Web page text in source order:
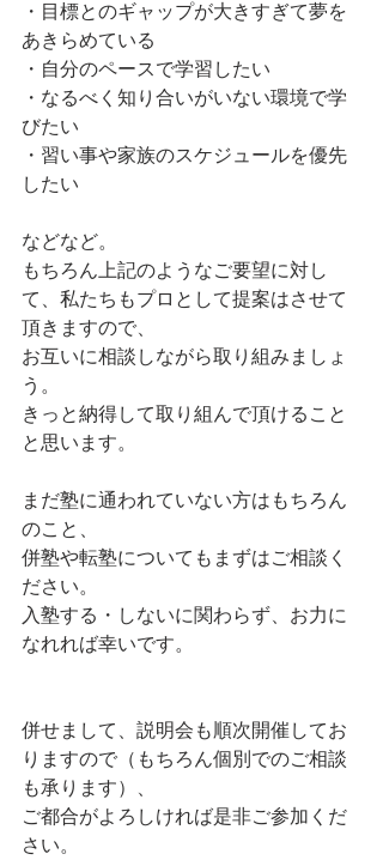
・目標とのギャップが大きすぎて夢を
あきらめている
・自分のペースで学習したい
・なるべく知り合いがいない環境で学
びたい
・習い事や家族のスケジュールを優先
したい
などなど。
もちろん上記のようなご要望に対し
て、私たちもプロとして提案はさせて
頂きますので、
お互いに相談しながら取り組みましょ
う。
きっと納得して取り組んで頂けること
と思います。
まだ塾に通われていない方はもちろん
のこと、
併塾や転塾についてもまずはご相談く
ださい。
入塾する・しないに関わらず、お力に
なれれば幸いです。
併せまして、説明会も順次開催してお
りますので（もちろん個別でのご相談
も承ります）、
ご都合がよろしければ是非ご参加くだ
さい。